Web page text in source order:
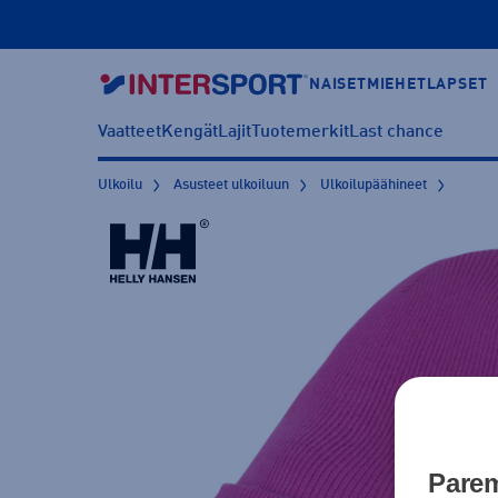
NAISET MIEHET LAPSET
VaatteetKengätLajitTuotemerkitLast chance
Ulkoilu Asusteet ulkoiluun Ulkoilupäähineet